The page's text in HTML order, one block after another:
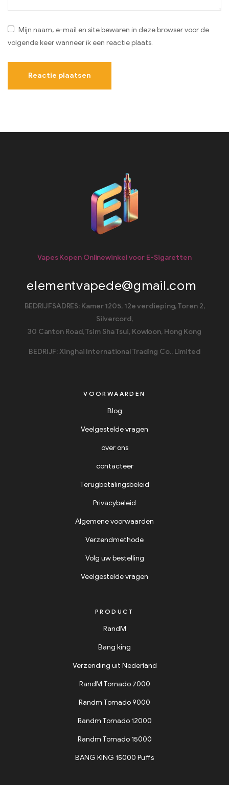
Mijn naam, e-mail en site bewaren in deze browser voor de
volgende keer wanneer ik een reactie plaats.
Vapes Kopen Onlinewinkel voor E-Sigaretten
elementvapede@gmail.com
BEDRIJFSADRES: Kamer 1205, 12e verdieping, Toren 2,
Silvercord,
30 Canton Road, Tsim Sha Tsui, Kowloon, Hong Kong
BEDRIJF: Xinghai International Trading Co., Limited
VOORWAARDEN
Blog
Veelgestelde vragen
over ons
contacteer
Terugbetalingsbeleid
Privacybeleid
Algemene voorwaarden
Verzendmethode
Volg uw bestelling
Veelgestelde vragen
PRODUCT
RandM
Bang king
Verzending uit Nederland
RandM Tornado 7000
Randm Tornado 9000
Randm Tornado 12000
Randm Tornado 15000
BANG KING 15000 Puffs